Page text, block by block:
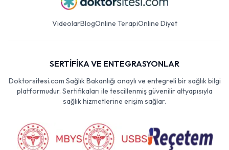
VideolarBlogOnline TerapiOnline Diyet
SERTİFİKA VE ENTEGRASYONLAR
Doktorsitesi.com Sağlık Bakanlığı onaylı ve entegreli bir sağlık bilgi
platformudur. Sertifikaları ile tescillenmiş güvenilir altyapısıyla
sağlık hizmetlerine erişim sağlar.